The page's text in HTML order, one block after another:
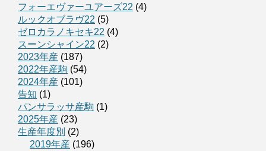
フォーエヴァーユアーズ22 (4)
ルックオブラヴ22 (5)
ゼロカラノキセキ22 (4)
スーンシャイン22 (2)
2023年産 (187)
2022年産駒 (54)
2024年産 (101)
告知 (1)
パンサラッサ産駒 (1)
2025年産 (23)
生産年度別 (2)
2019年産 (196)